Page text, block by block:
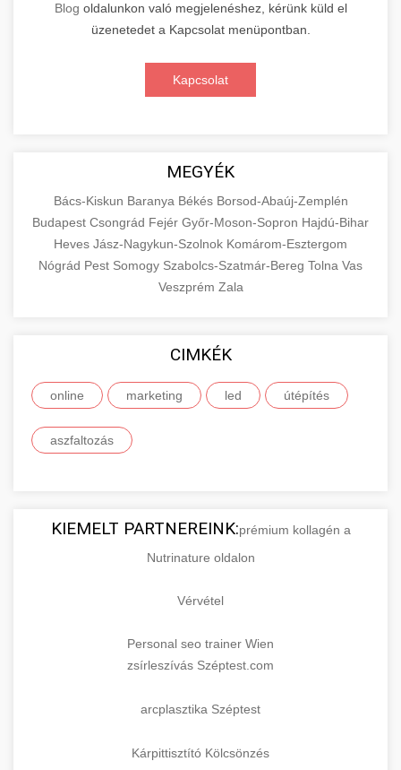
Blog oldalunkon való megjelenéshez, kérünk küld el
üzenetedet a Kapcsolat menüpontban.
Kapcsolat
MEGYÉK
Bács-Kiskun Baranya Békés Borsod-Abaúj-Zemplén
Budapest Csongrád Fejér Győr-Moson-Sopron Hajdú-Bihar
Heves Jász-Nagykun-Szolnok Komárom-Esztergom
Nógrád Pest Somogy Szabolcs-Szatmár-Bereg Tolna Vas
Veszprém Zala
CIMKÉK
online marketing led útépítés
aszfaltozás
KIEMELT PARTNEREINK:prémium kollagén a
Nutrinature oldalon
Vérvétel
Personal seo trainer Wien
zsírleszívás Széptest.com
arcplasztika Széptest
Kárpittisztító Kölcsönzés